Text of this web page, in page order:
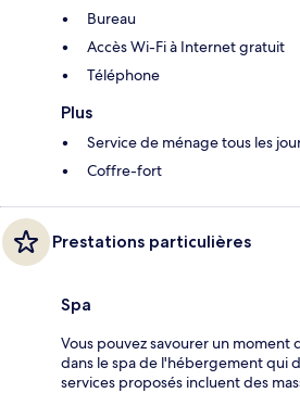
Bureau
Accès Wi-Fi à Internet gratuit
Téléphone
Plus
Service de ménage tous les
Coffre-fort
Prestations particulières
Spa
Vous pouvez savourer un
dans le spa de l'hébergement qui
services proposés incluent des